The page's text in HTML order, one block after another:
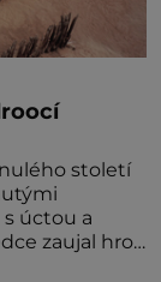
století
úctou a
zaujal hrob